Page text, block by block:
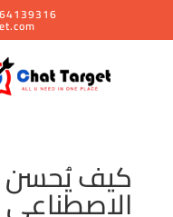
كيف يُحسن
الاصطناعي